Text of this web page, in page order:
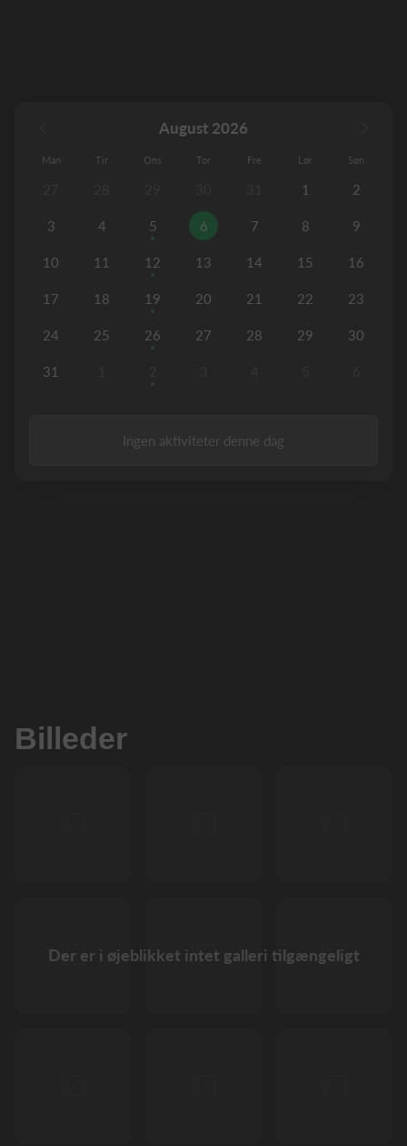
August 2026
Man Tir Ons Tor Fre Lør Søn
1 2
3 4 5 6 7 8 9
10 11 12 13 14 15 16
17 18 19 20 21 22 23
24 25 26 27 28 29 30
31
Ingen aktiviteter denne dag
Billeder
Der er i øjeblikket intet galleri tilgængeligt